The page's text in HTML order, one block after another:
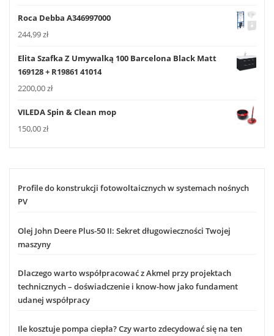
Roca Debba A346997000
244,99zł
Elita Szafka Z Umywalką 100 Barcelona Black Matt
169128 + R19861 41014
2200,00zł
VILEDA Spin & Clean mop
150,00zł
Profile do konstrukcji fotowoltaicznych w systemach nośnych
PV
Olej John Deere Plus-50 II: Sekret długowieczności Twojej
maszyny
Dlaczego warto współpracować z Akmel przy projektach
technicznych – doświadczenie i know-how jako fundament
udanej współpracy
Ile kosztuje pompa ciepła? Czy warto zdecydować się na ten